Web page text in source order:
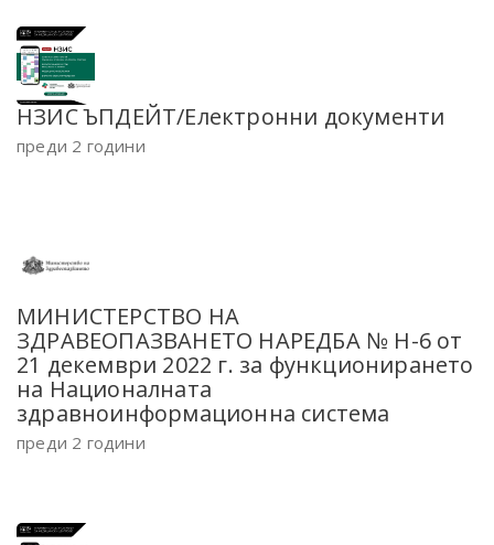
НЗИС ЪПДЕЙТ/Електронни документи
преди 2 години
МИНИСТЕРСТВО НА
ЗДРАВЕОПАЗВАНЕТО НАРЕДБА № Н-6 от
21 декември 2022 г. за функционирането
на Националната
здравноинформационна система
преди 2 години